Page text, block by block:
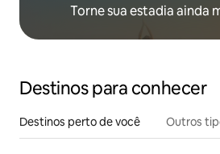
Torne sua estadia ainda
Destinos para conhecer
Destinos perto de você Outros